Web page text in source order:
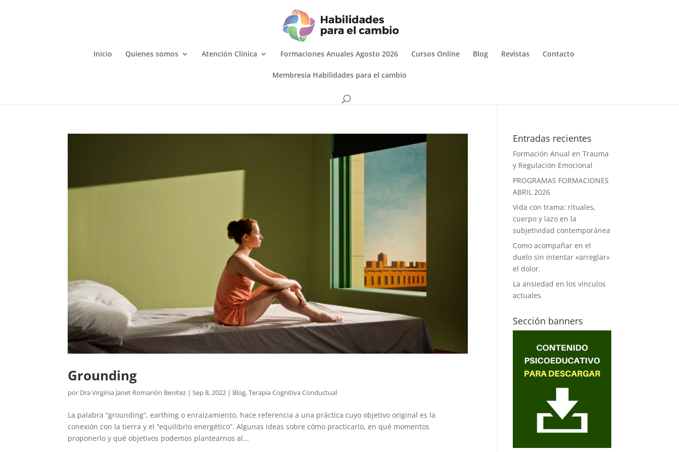
Inicio Quienes somos Atención Clinica Formaciones Anuales Agosto 2026 Cursos Online Blog Revistas Contacto
Membresia Habilidades para el cambio
Grounding
por Dra Virginia Janet Romarión Benitez |Sep 8, 2022 | Blog,Terapia Cognitiva Conductual
La palabra “grounding”, earthing o enraizamiento, hace referencia a una práctica cuyo objetivo original es la
conexión con la tierra y el “equilibrio energético”. Algunas ideas sobre cómo practicarlo, en qué momentos
proponerlo y qué objetivos podemos plantearnos al...
Entradas recientes
Formación Anual en Trauma
y Regulación Emocional
PROGRAMAS FORMACIONES
ABRIL 2026
Vida con trama: rituales,
cuerpo y lazo en la
subjetividad contemporánea
Como acompañar en el
duelo sin intentar «arreglar»
el dolor.
La ansiedad en los vínculos
actuales
Sección banners